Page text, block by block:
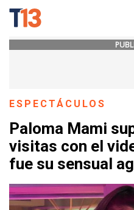
ESPECTÁCULOS
Paloma Mami
visitas con el
fue su sensual